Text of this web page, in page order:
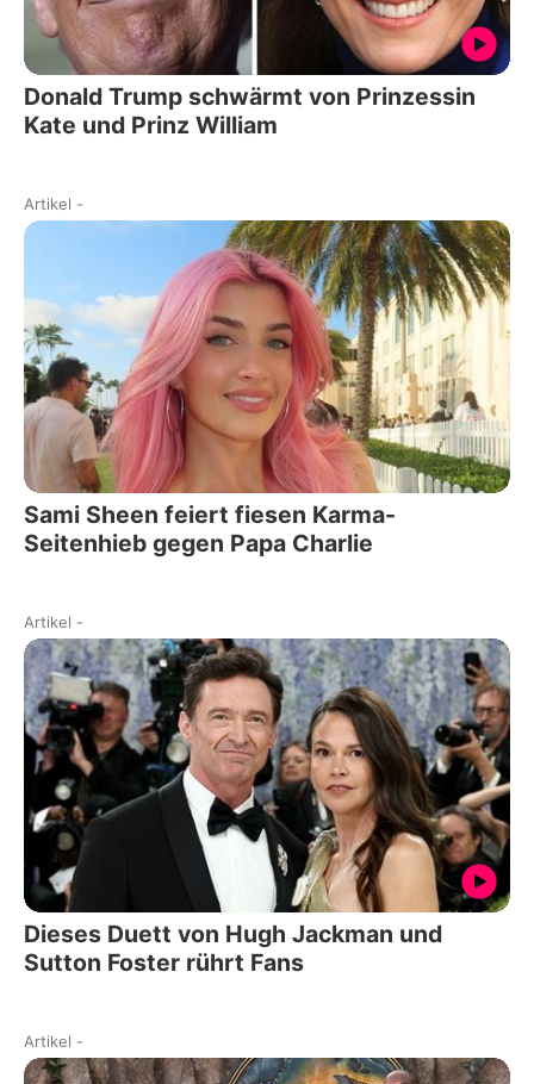
Donald Trump schwärmt von Prinzessin
Kate und Prinz William
Artikel -
Sami Sheen feiert fiesen Karma-
Seitenhieb gegen Papa Charlie
Artikel -
Dieses Duett von Hugh Jackman und
Sutton Foster rührt Fans
Artikel -